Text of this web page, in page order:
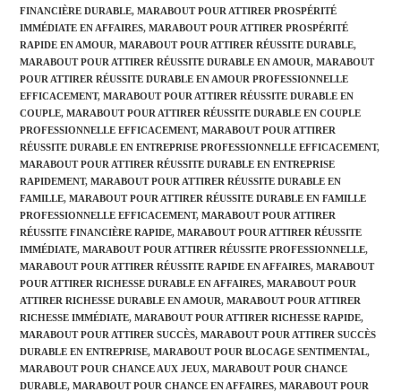
FINANCIÈRE DURABLE, MARABOUT POUR ATTIRER PROSPÉRITÉ
IMMÉDIATE EN AFFAIRES, MARABOUT POUR ATTIRER PROSPÉRITÉ
RAPIDE EN AMOUR, MARABOUT POUR ATTIRER RÉUSSITE DURABLE,
MARABOUT POUR ATTIRER RÉUSSITE DURABLE EN AMOUR, MARABOUT
POUR ATTIRER RÉUSSITE DURABLE EN AMOUR PROFESSIONNELLE
EFFICACEMENT, MARABOUT POUR ATTIRER RÉUSSITE DURABLE EN
COUPLE, MARABOUT POUR ATTIRER RÉUSSITE DURABLE EN COUPLE
PROFESSIONNELLE EFFICACEMENT, MARABOUT POUR ATTIRER
RÉUSSITE DURABLE EN ENTREPRISE PROFESSIONNELLE EFFICACEMENT,
MARABOUT POUR ATTIRER RÉUSSITE DURABLE EN ENTREPRISE
RAPIDEMENT, MARABOUT POUR ATTIRER RÉUSSITE DURABLE EN
FAMILLE, MARABOUT POUR ATTIRER RÉUSSITE DURABLE EN FAMILLE
PROFESSIONNELLE EFFICACEMENT, MARABOUT POUR ATTIRER
RÉUSSITE FINANCIÈRE RAPIDE, MARABOUT POUR ATTIRER RÉUSSITE
IMMÉDIATE, MARABOUT POUR ATTIRER RÉUSSITE PROFESSIONNELLE,
MARABOUT POUR ATTIRER RÉUSSITE RAPIDE EN AFFAIRES, MARABOUT
POUR ATTIRER RICHESSE DURABLE EN AFFAIRES, MARABOUT POUR
ATTIRER RICHESSE DURABLE EN AMOUR, MARABOUT POUR ATTIRER
RICHESSE IMMÉDIATE, MARABOUT POUR ATTIRER RICHESSE RAPIDE,
MARABOUT POUR ATTIRER SUCCÈS, MARABOUT POUR ATTIRER SUCCÈS
DURABLE EN ENTREPRISE, MARABOUT POUR BLOCAGE SENTIMENTAL,
MARABOUT POUR CHANCE AUX JEUX, MARABOUT POUR CHANCE
DURABLE, MARABOUT POUR CHANCE EN AFFAIRES, MARABOUT POUR